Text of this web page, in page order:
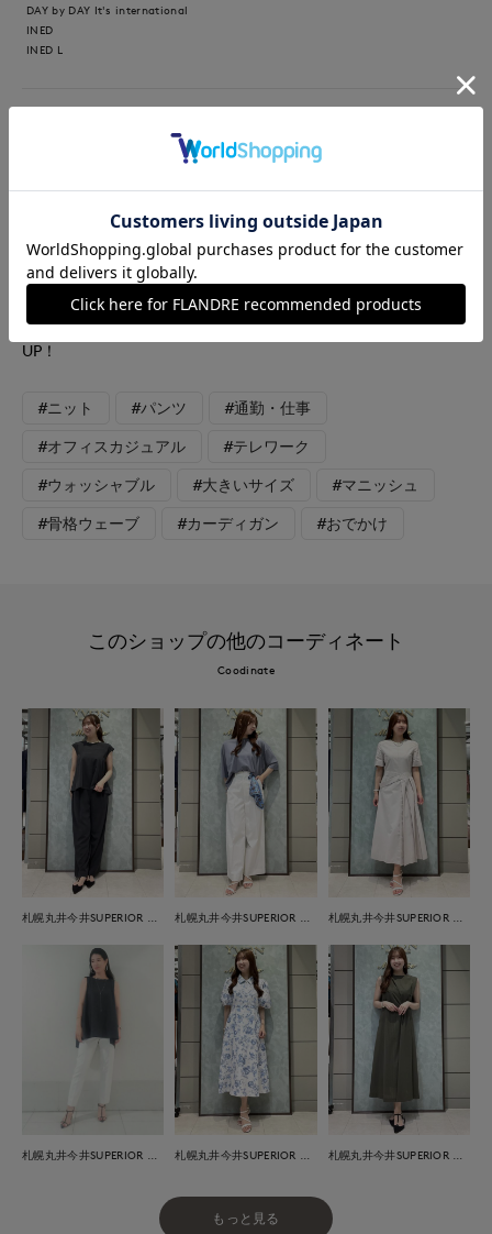
DAY by DAY It's international
INED
INED L
【着用サイズ9号】 ベーシックなスタイリング。 トップスは、し
っかりと度詰めで編まれているのでリッチ感があり女性らしいシ
ンテープを。 インに合わせたのは同素材のベーシックタート
ル。これからの季節はアウターから覗かせてポイントに。 折り
返してもルーズに着ても楽しめます。 パンツはライトカルゼツ
ータックワイドパンツ。オンオフ問わず幅広いシーンで活躍して
くれる万能アイテムです。冬スタイルの白はよりオシャレ度
UP！
#ニット #パンツ #通勤・仕事
#オフィスカジュアル #テレワーク
#ウォッシャブル #大きいサイズ #マニッシュ
#骨格ウェーブ #カーディガン #おでかけ
このショップの他のコーディネート
Coodinate
もっと見る